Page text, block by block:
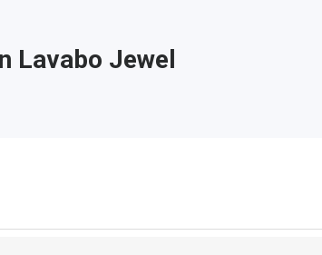
Lavabo Jewel